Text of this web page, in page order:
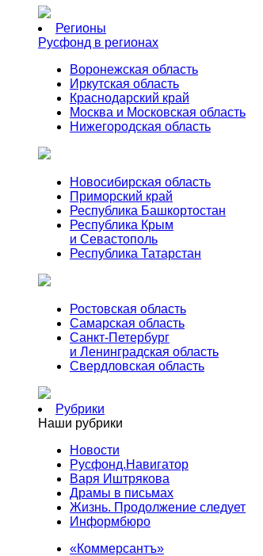
Регионы
Русфонд в регионах
Воронежская область
Иркутская область
Краснодарский край
Москва и Московская область
Нижегородская область
Новосибирская область
Приморский край
Республика Башкортостан
Республика Крым
и Севастополь
Республика Татарстан
Ростовская область
Самарская область
Санкт-Петербург
и Ленинградская область
Свердловская область
Рубрики
Наши рубрики
Новости
Русфонд.Навигатор
Варя Иштрякова
Драмы в письмах
Жизнь. Продолжение следует
Информбюро
«Коммерсантъ»